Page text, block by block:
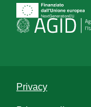
Privacy